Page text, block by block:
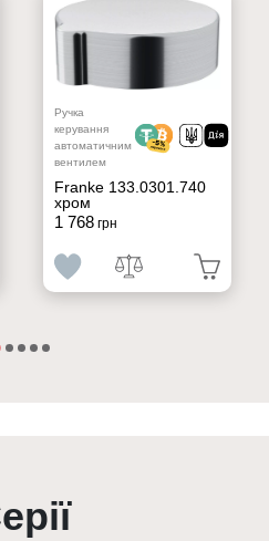
Ручка
керування
автоматичним
вентилем
Franke 133.0301.740
хром
1 768грн